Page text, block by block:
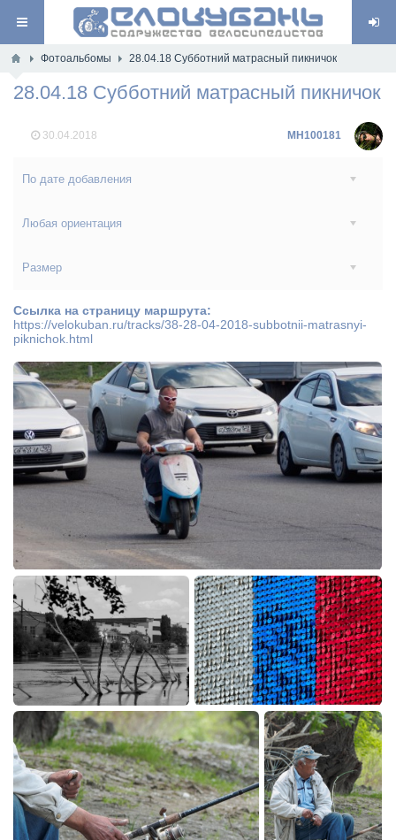
Фотоальбомы 28.04.18 Субботний матрасный пикничок
28.04.18 Субботний матрасный пикничок
30.04.2018 MH100181
По дате добавления
Любая ориентация
Размер
Ссылка на страницу маршрута:
https://velokuban.ru/tracks/38-28-04-2018-subbotnii-matrasnyi-
piknichok.html